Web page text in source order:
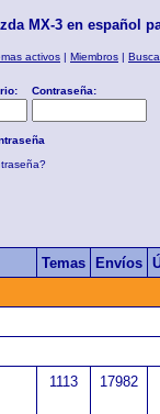
MX-3 en español
activos | Miembros |
Contraseña:
Temas Envíos
1113 17982